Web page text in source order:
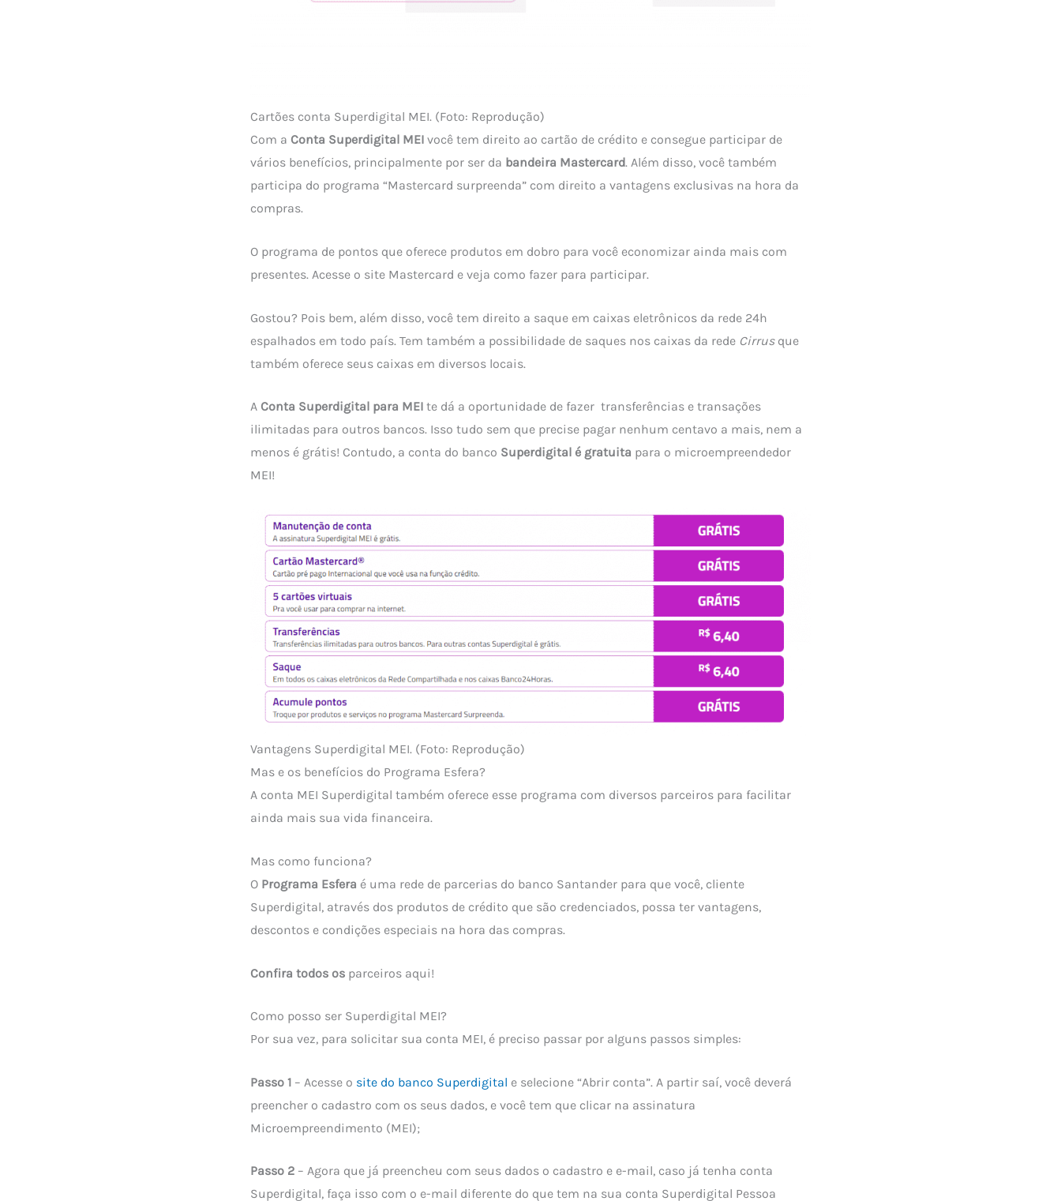
Cartões conta Superdigital MEI. (Foto: Reprodução)
Com a Conta Superdigital MEI você tem direito ao cartão de crédito e consegue participar de
vários benefícios, principalmente por ser da bandeira Mastercard. Além disso, você também
participa do programa “Mastercard surpreenda” com direito a vantagens exclusivas na hora da
compras.
O programa de pontos que oferece produtos em dobro para você economizar ainda mais com
presentes. Acesse o site Mastercard e veja como fazer para participar.
Gostou? Pois bem, além disso, você tem direito a saque em caixas eletrônicos da rede 24h
espalhados em todo país. Tem também a possibilidade de saques nos caixas da rede Cirrusque
também oferece seus caixas em diversos locais.
A Conta Superdigital para MEI te dá a oportunidade de fazer transferências e transações
ilimitadas para outros bancos. Isso tudo sem que precise pagar nenhum centavo a mais, nem a
menos é grátis! Contudo, a conta do banco Superdigital é gratuita para o microempreendedor
MEI!
Vantagens Superdigital MEI. (Foto: Reprodução)
Mas e os benefícios do Programa Esfera?
A conta MEI Superdigital também oferece esse programa com diversos parceiros para facilitar
ainda mais sua vida financeira.
Mas como funciona?
O Programa Esfera é uma rede de parcerias do banco Santander para que você, cliente
Superdigital, através dos produtos de crédito que são credenciados, possa ter vantagens,
descontos e condições especiais na hora das compras.
Confira todos os parceiros aqui!
Como posso ser Superdigital MEI?
Por sua vez, para solicitar sua conta MEI, é preciso passar por alguns passos simples:
Passo 1 – Acesse o site do banco Superdigital e selecione “Abrir conta”. A partir saí, você deverá
preencher o cadastro com os seus dados, e você tem que clicar na assinatura
Microempreendimento (MEI);
Passo 2 – Agora que já preencheu com seus dados o cadastro e e-mail, caso já tenha conta
Superdigital, faça isso com o e-mail diferente do que tem na sua conta Superdigital Pessoa